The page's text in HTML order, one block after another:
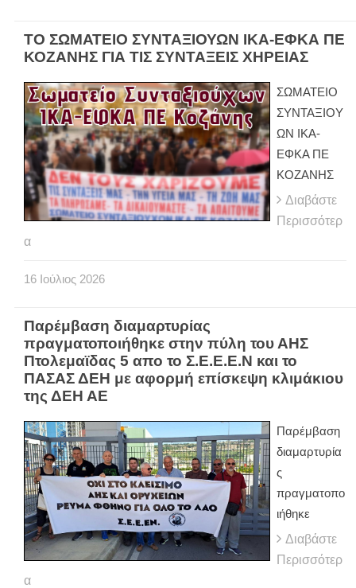
ΤΟ ΣΩΜΑΤΕΙΟ ΣΥΝΤΑΞΙΟΥΩΝ ΙΚΑ-ΕΦΚΑ ΠΕ
ΚΟΖΑΝΗΣ ΓΙΑ ΤΙΣ ΣΥΝΤΑΞΕΙΣ ΧΗΡΕΙΑΣ
ΣΩΜΑΤΕΙΟ
ΣΥΝΤΑΞΙΟΥ
ΩΝ ΙΚΑ-
ΕΦΚΑ ΠΕ
ΚΟΖΑΝΗΣ
Διαβάστε
Περισσότερ
α
16 Ιούλιος 2026
Παρέμβαση διαμαρτυρίας
πραγματοποιήθηκε στην πύλη του ΑΗΣ
Πτολεμαϊδας 5 απο το Σ.Ε.Ε.Ε.Ν και το
ΠΑΣΑΣ ΔΕΗ με αφορμή επίσκεψη κλιμάκιου
της ΔΕΗ ΑΕ
Παρέμβαση
διαμαρτυρία
ς
πραγματοπο
ιήθηκε
Διαβάστε
Περισσότερ
α